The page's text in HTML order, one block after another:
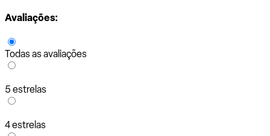
Avaliações:
Todas as avaliações
5 estrelas
4 estrelas